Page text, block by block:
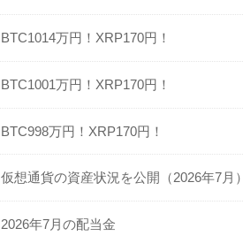
BTC1014万円！XRP170円！
BTC1001万円！XRP170円！
BTC998万円！XRP170円！
仮想通貨の資産状況を公開（2026年7月）
2026年7月の配当金